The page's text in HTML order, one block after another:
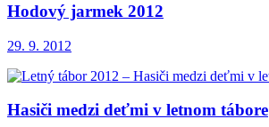
Hodový jarmek 2012
29. 9. 2012
Hasiči medzi deťmi v letnom tábore